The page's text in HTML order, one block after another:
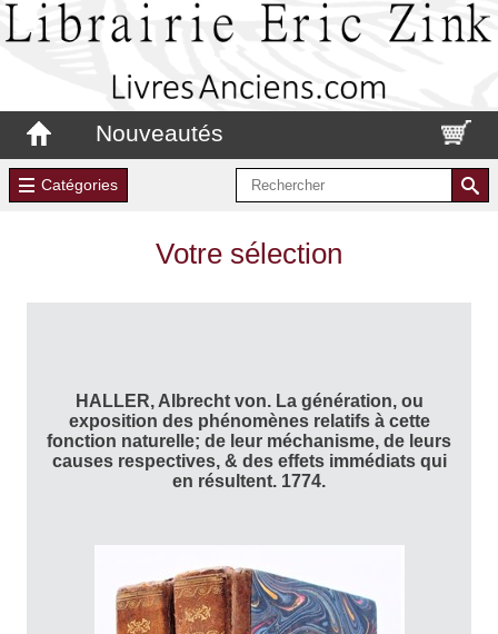
Nouveautés
Catégories
Votre sélection
HALLER, Albrecht von. La génération, ou
exposition des phénomènes relatifs à cette
fonction naturelle; de leur méchanisme, de leurs
causes respectives, & des effets immédiats qui
en résultent. 1774.